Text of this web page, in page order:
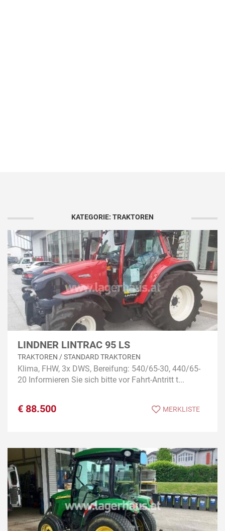
KATEGORIE: TRAKTOREN
LINDNER LINTRAC 95 LS
TRAKTOREN / STANDARD TRAKTOREN
Klima, FHW, 3x DWS, Bereifung: 540/65-30, 440/65-
20 Informieren Sie sich bitte vor Fahrt-Antritt t...
€ 88.500 MERKLISTE